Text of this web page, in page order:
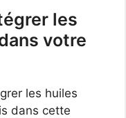
les
votre
les huiles
dans cette